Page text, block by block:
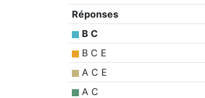
Réponses
B C
B C E
A C E
A C